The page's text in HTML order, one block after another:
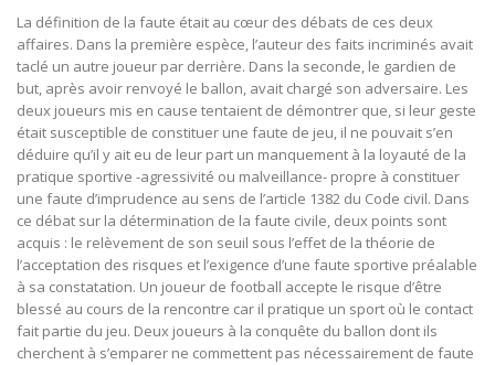
La définition de la faute était au cœur des débats de ces deux
affaires. Dans la première espèce, l’auteur des faits incriminés avait
taclé un autre joueur par derrière. Dans la seconde, le gardien de
but, après avoir renvoyé le ballon, avait chargé son adversaire. Les
deux joueurs mis en cause tentaient de démontrer que, si leur geste
était susceptible de constituer une faute de jeu, il ne pouvait s’en
déduire qu’il y ait eu de leur part un manquement à la loyauté de la
pratique sportive -agressivité ou malveillance- propre à constituer
une faute d’imprudence au sens de l’article 1382 du Code civil. Dans
ce débat sur la détermination de la faute civile, deux points sont
acquis : le relèvement de son seuil sous l’effet de la théorie de
l’acceptation des risques et l’exigence d’une faute sportive préalable
à sa constatation. Un joueur de football accepte le risque d’être
blessé au cours de la rencontre car il pratique un sport où le contact
fait partie du jeu. Deux joueurs à la conquête du ballon dont ils
cherchent à s’emparer ne commettent pas nécessairement de faute